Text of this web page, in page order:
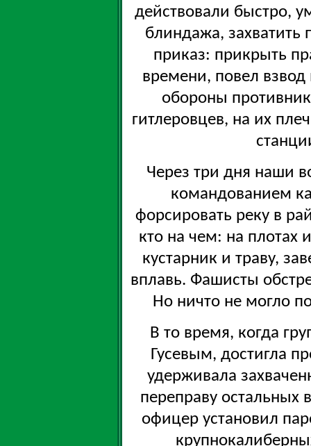
действовали быстро,
блиндажа, захватить
приказ: прикрыть
времени, повел взвод
обороны
гитлеровцев, на их
Через три дня наши
командованием
форсировать реку в
кто на чем: на плотах
кустарник и траву,
вплавь. Фашисты
Но ничто не могло
В то время, когда
Гусевым, достигла
удерживала
переправу остальных
офицер установил